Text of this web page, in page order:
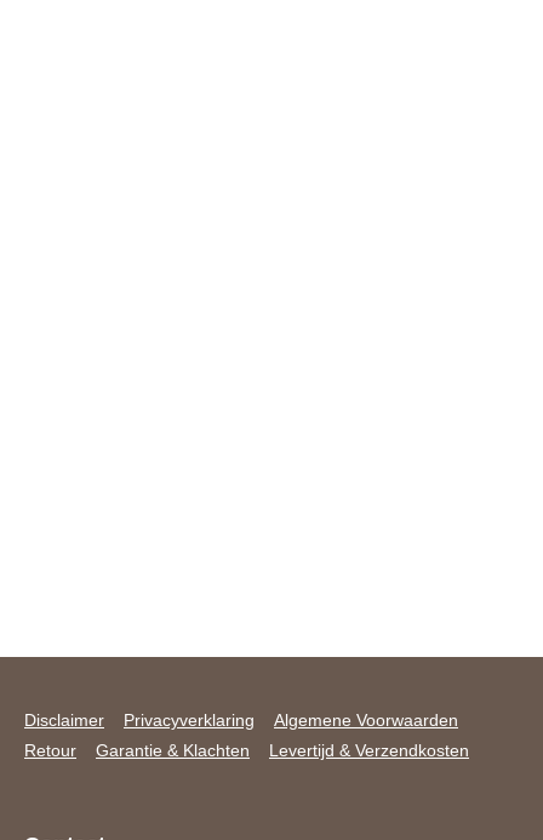
Disclaimer Privacyverklaring
Algemene Voorwaarden
Retour
Garantie & Klachten Levertijd & Verzendkosten